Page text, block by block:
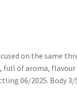
on the same
full of aroma, flavour
06/2025. Body 3/